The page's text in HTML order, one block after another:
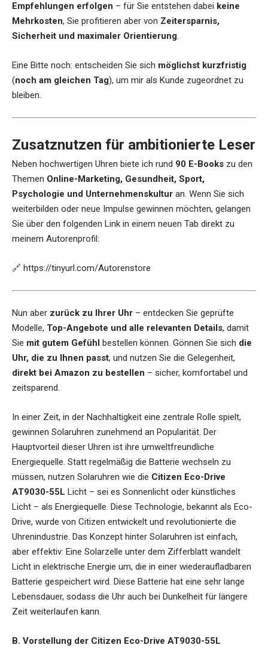
Empfehlungen erfolgen – für Sie entstehen dabei keine
Mehrkosten, Sie profitieren aber von Zeitersparnis,
Sicherheit und maximaler Orientierung.
Eine Bitte noch: entscheiden Sie sich möglichst kurzfristig
(noch am gleichen Tag), um mir als Kunde zugeordnet zu
bleiben.
Zusatznutzen für ambitionierte Leser
Neben hochwertigen Uhren biete ich rund 90 E-Books zu den
Themen Online-Marketing, Gesundheit, Sport,
Psychologie und Unternehmenskultur an. Wenn Sie sich
weiterbilden oder neue Impulse gewinnen möchten, gelangen
Sie über den folgenden Link in einem neuen Tab direkt zu
meinem Autorenprofil:
🔗 https://tinyurl.com/Autorenstore
Nun aber zurück zu Ihrer Uhr – entdecken Sie geprüfte
Modelle, Top-Angebote und alle relevanten Details, damit
Sie mit gutem Gefühl bestellen können. Gönnen Sie sich die
Uhr, die zu Ihnen passt, und nutzen Sie die Gelegenheit,
direkt bei Amazon zu bestellen – sicher, komfortabel und
zeitsparend.
In einer Zeit, in der Nachhaltigkeit eine zentrale Rolle spielt,
gewinnen Solaruhren zunehmend an Popularität. Der
Hauptvorteil dieser Uhren ist ihre umweltfreundliche
Energiequelle. Statt regelmäßig die Batterie wechseln zu
müssen, nutzen Solaruhren wie die Citizen Eco-Drive
AT9030-55L Licht – sei es Sonnenlicht oder künstliches
Licht – als Energiequelle. Diese Technologie, bekannt als Eco-
Drive, wurde von Citizen entwickelt und revolutionierte die
Uhrenindustrie. Das Konzept hinter Solaruhren ist einfach,
aber effektiv: Eine Solarzelle unter dem Zifferblatt wandelt
Licht in elektrische Energie um, die in einer wiederaufladbaren
Batterie gespeichert wird. Diese Batterie hat eine sehr lange
Lebensdauer, sodass die Uhr auch bei Dunkelheit für längere
Zeit weiterlaufen kann.
B. Vorstellung der Citizen Eco-Drive AT9030-55L